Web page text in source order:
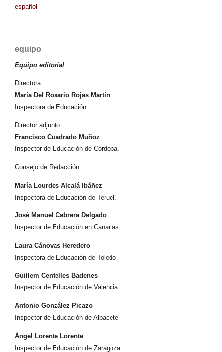
español
equipo
Equipo editorial
Directora:
María Del Rosario Rojas Martín
Inspectora de Educación.
Director adjunto:
Francisco Cuadrado Muñoz
Inspector de Educación de Córdoba.
Consejo de Redacción:
María Lourdes Alcalá Ibáñez
Inspectora de Educación de Teruel.
José Manuel Cabrera Delgado
Inspector de Educación en Canarias.
Laura Cánovas Heredero
Inspectora de Educación de Toledo
Guillem Centelles Badenes
Inspector de Educación de Valencia
Antonio González Picazo
Inspector de Educación de Albacete
Ángel Lorente Lorente
Inspector de Educación de Zaragoza.